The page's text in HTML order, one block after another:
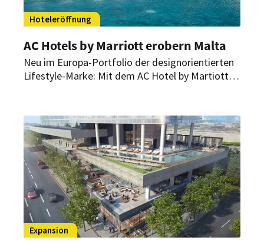
Hoteleröffnung
AC Hotels by Marriott erobern Malta
Neu im Europa-Portfolio der designorientierten
Lifestyle-Marke: Mit dem AC Hotel by Martiott
aufgrund seiner Architektur ideal in das Stadtbild
des Inselstaats ein.
Expansion